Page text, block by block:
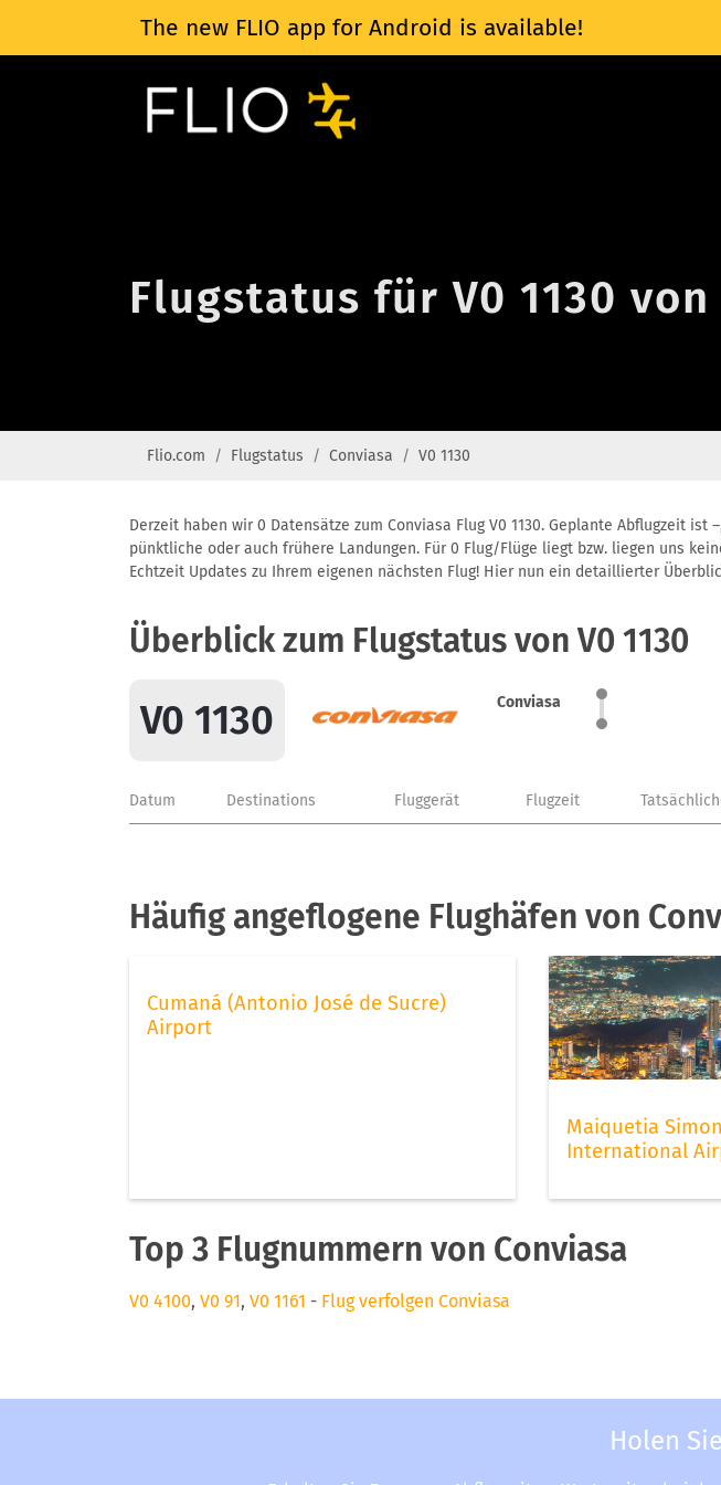
The new FLIO app for Android is available!
Flugstatus für V0 1130 von
Flio.com Flugstatus Conviasa V0 1130
Derzeit haben wir 0 Datensätze zum Conviasa Flug V0 1130. Geplante Abflugzeit
pünktliche oder auch frühere Landungen. Für 0 Flug/Flüge liegt bzw. liegen uns
Echtzeit Updates zu Ihrem eigenen nächsten Flug! Hier nun ein detaillierter
Überblick zum Flugstatus von V0 1130
V0 1130 Conviasa
Datum Destinations Fluggerät Flugzeit
Häufig angeflogene Flughäfen von
Cumaná (Antonio José de Sucre)
Airport
Maiquetia
International
Top 3 Flugnummern von Conviasa
V0 4100, V0 91, V0 1161 - Flug verfolgen Conviasa
Holen